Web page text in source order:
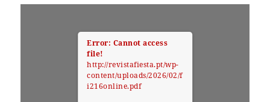
Error: Cannot access
file!
http://revistafiesta.pt/wp-
content/uploads/2026/02/f
i216online.pdf